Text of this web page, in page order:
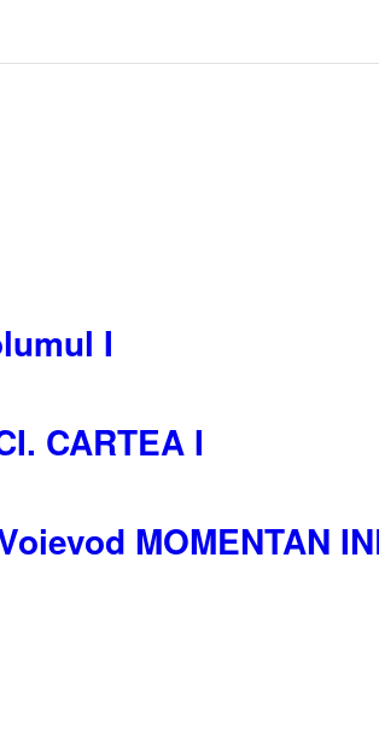
I
CARTEA I
MOMENTAN